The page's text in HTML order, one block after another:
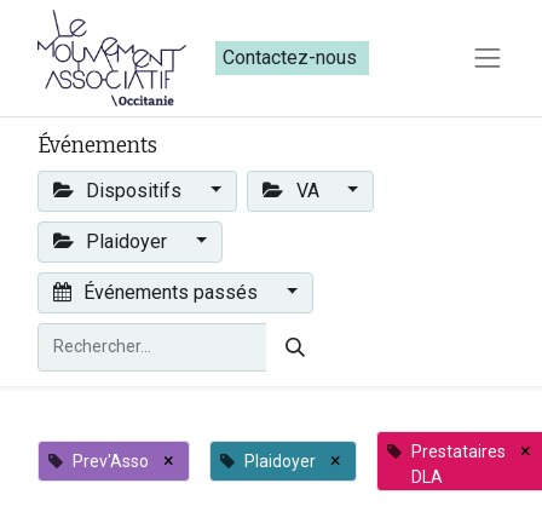
Contactez-nous​​
Événements
Dispositifs VA
Plaidoyer
Événements passés
Prev'Asso × Plaidoyer ×
Prestataires
DLA
×